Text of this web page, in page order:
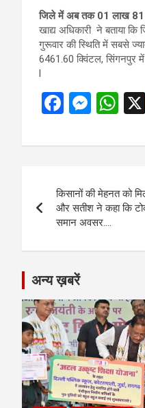
जिले में अब तक 01 लाख 81
खाद्य अधिकारी ने बताया
गुरूवार की स्थिति में सबसे
6461.60 क्विंटल, सिंगनपुर
F
ce
o
o
M
se
g
er
W
at
A
p
navigation
किसानों की मेहनत को
और सतीश ने कहा कि
समान अवसर….
अन्य ख़बरें